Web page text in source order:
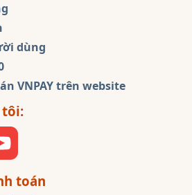
dùng
VNPAY trên website
tôi:
toán